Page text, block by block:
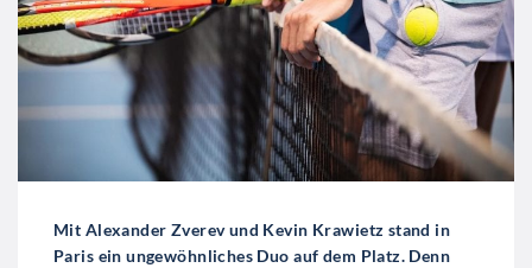
Mit Alexander Zverev und Kevin Krawietz stand in
Paris ein ungewöhnliches Duo auf dem Platz. Denn